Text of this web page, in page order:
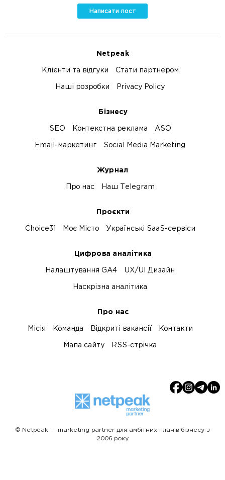
Написати пост
Netpeak
Клієнти та відгуки Стати партнером
Наші розробки Privacy Policy
Бізнесу
SEO Контекстна реклама ASO
Email-маркетинг Social Media Marketing
Журнал
Про нас Наш Telegram
Проєкти
Choice31 Моє Місто Українські SaaS-сервіси
Цифрова аналітика
Налаштування GA4 UX/UI Дизайн
Наскрізна аналітика
Про нас
Місія Команда Відкриті вакансії Контакти
Мапа сайту RSS-стрічка
© Netpeak — marketing partner для амбітних планів бізнесу з
2006 року